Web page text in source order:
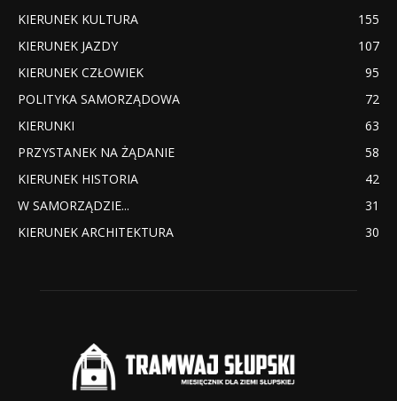
KIERUNEK KULTURA
155
KIERUNEK JAZDY
107
KIERUNEK CZŁOWIEK
95
POLITYKA SAMORZĄDOWA
72
KIERUNKI
63
PRZYSTANEK NA ŻĄDANIE
58
KIERUNEK HISTORIA
42
W SAMORZĄDZIE...
31
KIERUNEK ARCHITEKTURA
30